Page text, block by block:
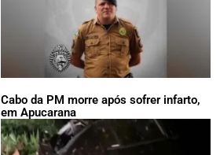
Cabo da PM morre após sofrer infarto,
em Apucarana